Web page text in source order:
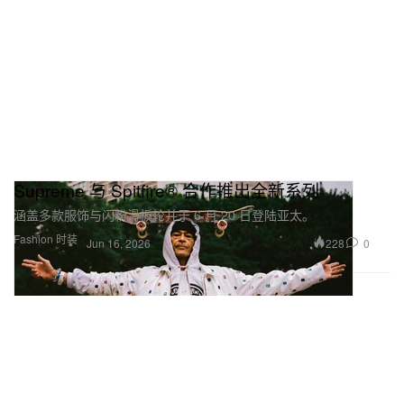
Fashion 时装
Supreme 与 Spitfire® 合作推出全新系列
涵盖多款服饰与闪粉滑板轮并于 6 月 20 日登陆亚太。
Jun 16, 2026 228 0